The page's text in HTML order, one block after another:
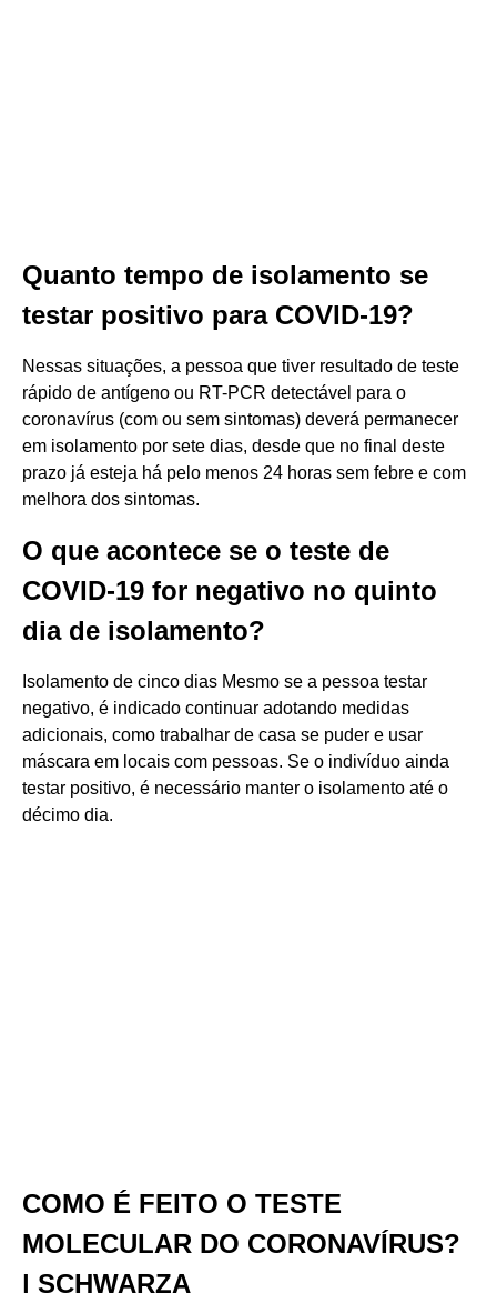
Quanto tempo de isolamento se
testar positivo para COVID-19?
Nessas situações, a pessoa que tiver resultado de teste
rápido de antígeno ou RT-PCR detectável para o
coronavírus (com ou sem sintomas) deverá permanecer
em isolamento por sete dias, desde que no final deste
prazo já esteja há pelo menos 24 horas sem febre e com
melhora dos sintomas.
O que acontece se o teste de
COVID-19 for negativo no quinto
dia de isolamento?
Isolamento de cinco dias Mesmo se a pessoa testar
negativo, é indicado continuar adotando medidas
adicionais, como trabalhar de casa se puder e usar
máscara em locais com pessoas. Se o indivíduo ainda
testar positivo, é necessário manter o isolamento até o
décimo dia.
COMO É FEITO O TESTE
MOLECULAR DO CORONAVÍRUS?
| SCHWARZA